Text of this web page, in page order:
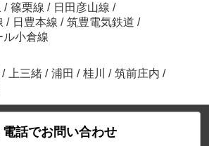
/ 篠栗線 / 日田彦山線 /
/ 日豊本線 / 筑豊電気鉄道 /
ル小倉線
/ 上三緒 / 浦田 / 桂川 / 筑前庄内 /
電話でお問い合わせ